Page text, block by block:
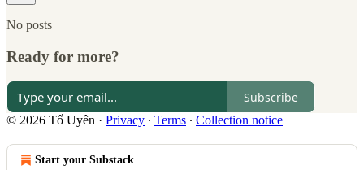
No posts
Ready for more?
Subscribe
© 2026 Tố Uyên · Privacy ∙ Terms ∙ Collection notice
Start your Substack